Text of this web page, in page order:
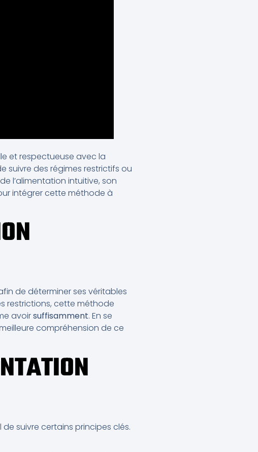
et respectueuse avec la
suivre des régimes restrictifs ou
l’alimentation intuitive, son
intégrer cette méthode à
de déterminer ses véritables
restrictions, cette méthode
avoirsuffisamment. En se
compréhension de ce
suivre certains principes clés.